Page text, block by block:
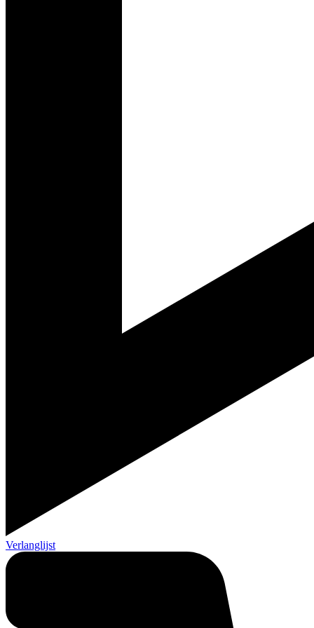
Verlanglijst